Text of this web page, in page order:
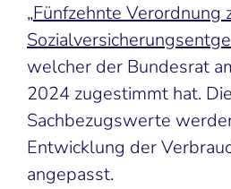
„Fünfzehnte Verordnung
welcher der Bundesrat
2024 zugestimmt hat. Die
Sachbezugswerte
Entwicklung der
angepasst.